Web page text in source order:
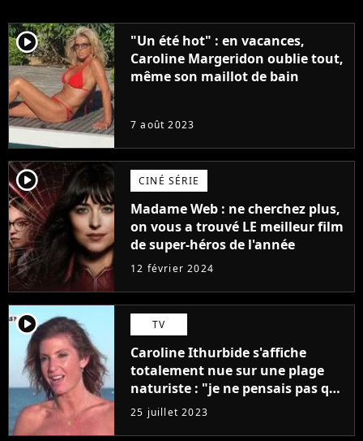
player2
"Un été hot" : en vacances,
Caroline Margeridon oublie tout,
même son maillot de bain
7 août 2023
player2 CINÉ SÉRIE
Madame Web : ne cherchez plus,
on vous a trouvé LE meilleur film
de super-héros de l'année
12 février 2024
player2 TV
Caroline Ithurbide s'affiche
totalement nue sur une plage
naturiste : "je ne pensais pas que
j'arriverais à le faire..."
25 juillet 2023